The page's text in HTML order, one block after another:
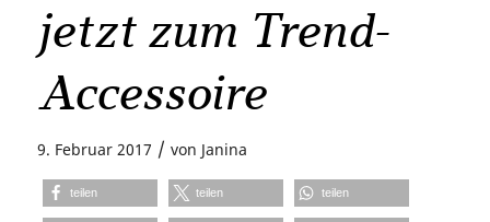
jetzt zum Trend-
Accessoire
9. Februar 2017 / von Janina
teilen teilen teilen